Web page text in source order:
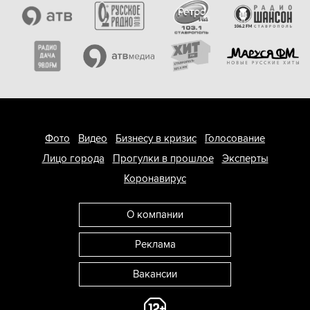
Фото Видео Бизнесу в кризис
Голосование
Лицо города
Прогулки в прошлое
Эксперты
Коронавирус
О компании
Реклама
Вакансии